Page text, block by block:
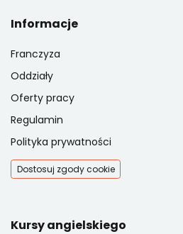
Informacje
Franczyza
Oddziały
Oferty pracy
Regulamin
Polityka prywatności
Dostosuj zgody cookie
Kursy angielskiego